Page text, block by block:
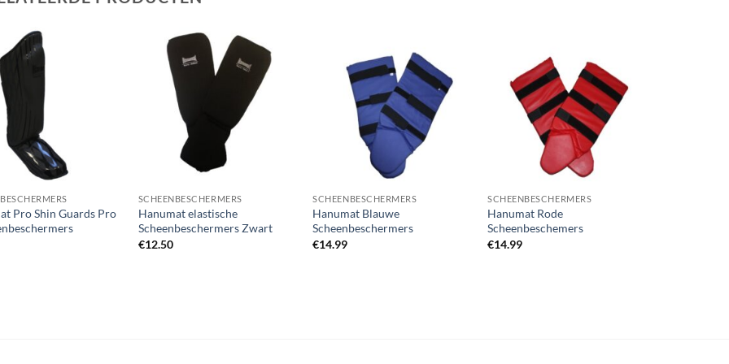
Pro Shin Guards Pro
Zet op
verlanglijst
SCHEENBESCHERMERS
Hanumat elastische
Scheenbeschermers Zwart
€12.50
Zet op
verlanglijst
SCHEENBESCHERMERS
Hanumat Blauwe
Scheenbeschermers
€14.99
Zet op
verlanglijst
SCHEENBESCHERMERS
Hanumat Rode
Scheenbeschemers
€14.99